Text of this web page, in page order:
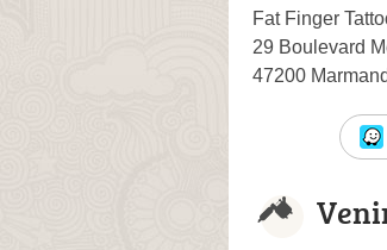
Fat Finger
29 Boulevard
47200